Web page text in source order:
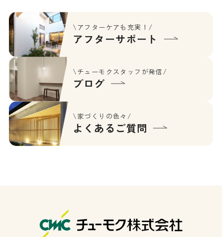
\アフターケアも充実！/
アフターサポート
\チューモクスタッフが発信/
ブログ
\家づくりの色々/
よくあるご質問